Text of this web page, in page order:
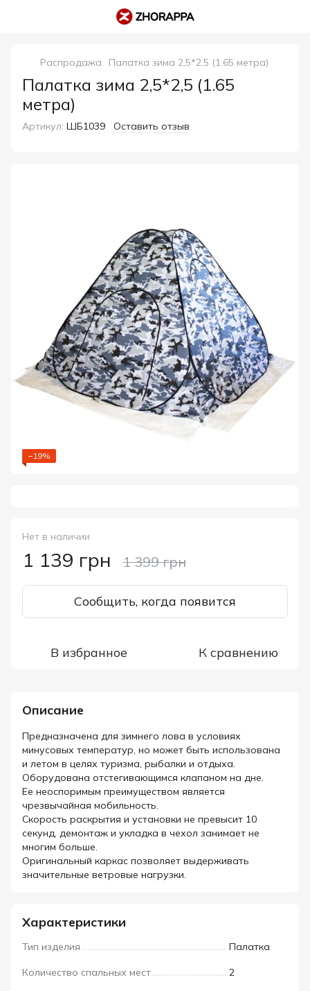
Распродажа Палатка зима 2,5*2,5 (1.65 метра)
Палатка зима 2,5*2,5 (1.65
метра)
Артикул: ШБ1039 Оставить отзыв
−19%
Нет в наличии
1 139 грн 1 399 грн
Сообщить, когда появится
В избранное К сравнению
Описание
Предназначена для зимнего лова в условиях
минусовых температур, но может быть использована
и летом в целях туризма, рыбалки и отдыха.
Оборудована отстегивающимся клапаном на дне.
Ее неоспоримым преимуществом является
чрезвычайная мобильность.
Скорость раскрытия и установки не превысит 10
секунд, демонтаж и укладка в чехол занимает не
многим больше.
Оригинальный каркас позволяет выдерживать
значительные ветровые нагрузки.
Характеристики
Тип изделия Палатка
Количество спальных мест 2